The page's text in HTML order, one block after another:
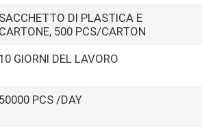
SACCHETTO DI PLASTICA E
CARTONE, 500 PCS/CARTON
10 GIORNI DEL LAVORO
50000 PCS /DAY